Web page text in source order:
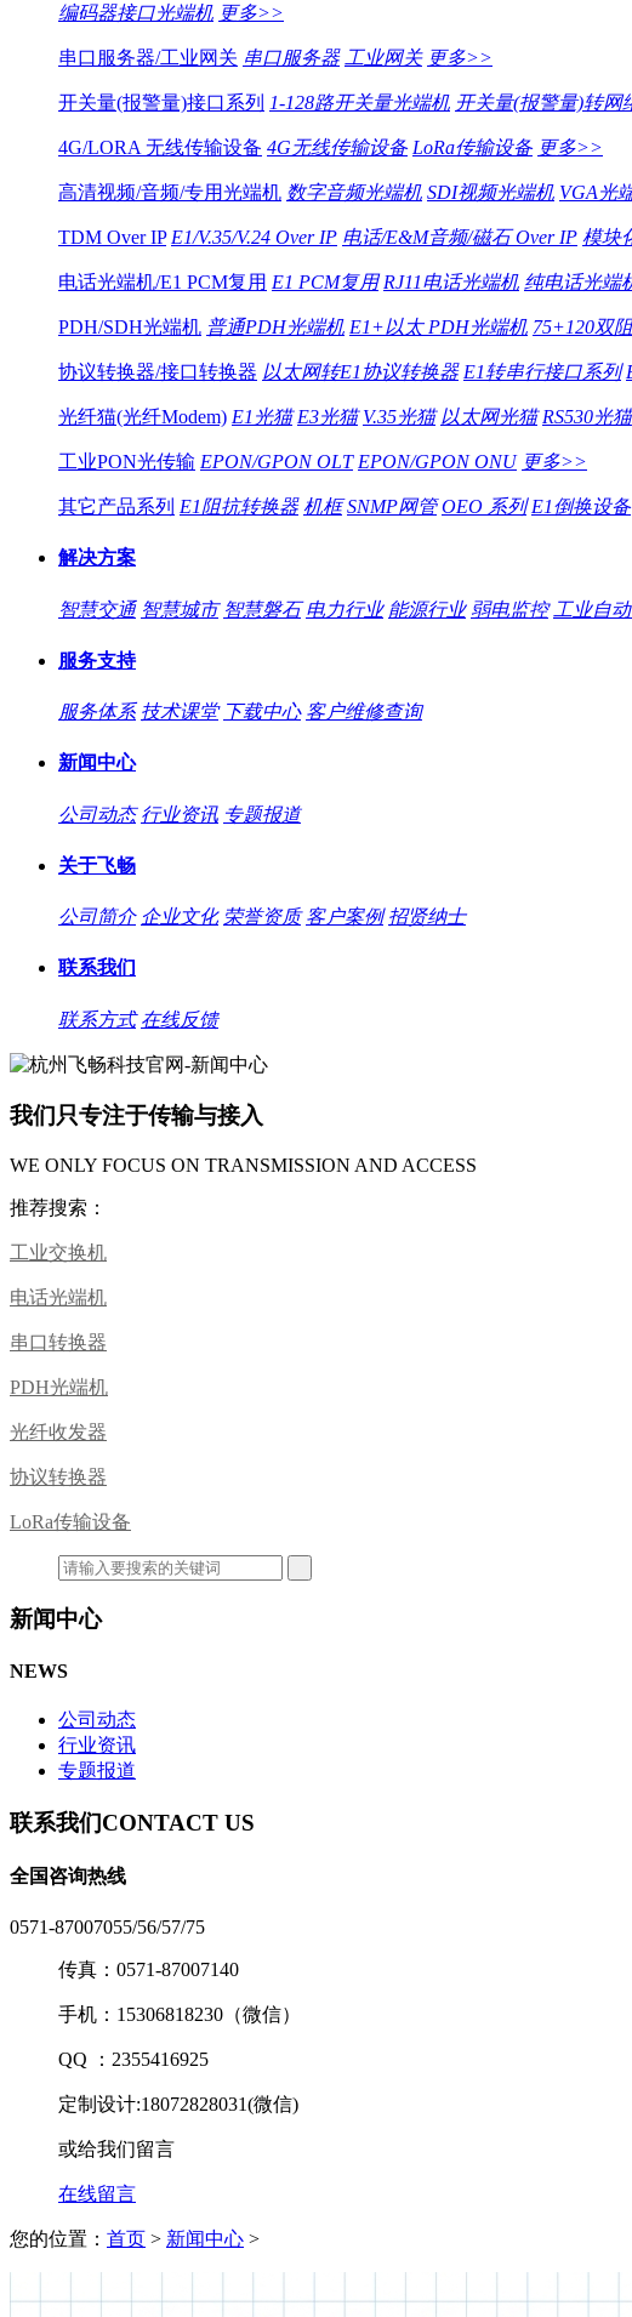
编码器接口光端机 更多>>
串口服务器/工业网关 串口服务器 工业网关 更多>>
开关量(报警量)接口系列 1-128路开关量光端机 开关量(报警量)转网
4G/LORA 无线传输设备 4G无线传输设备 LoRa传输设备 更多>>
高清视频/音频/专用光端机 数字音频光端机 SDI视频光端机 VGA光
TDM Over IP E1/V.35/V.24 Over IP 电话/E&M音频/磁石 Over IP 模块
电话光端机/E1 PCM复用 E1 PCM复用 RJ11电话光端机 纯电话光端
PDH/SDH光端机 普通PDH光端机 E1+以太 PDH光端机 75+120双
协议转换器/接口转换器 以太网转E1协议转换器 E1转串行接口系列
光纤猫(光纤Modem) E1光猫 E3光猫 V.35光猫 以太网光猫 RS530光猫
工业PON光传输 EPON/GPON OLT EPON/GPON ONU 更多>>
其它产品系列 E1阻抗转换器 机框 SNMP网管 OEO 系列 E1倒换设备
解决方案
智慧交通 智慧城市 智慧磐石 电力行业 能源行业 弱电监控 工业自
服务支持
服务体系 技术课堂 下载中心 客户维修查询
新闻中心
公司动态 行业资讯 专题报道
关于飞畅
公司简介 企业文化 荣誉资质 客户案例 招贤纳士
联系我们
联系方式 在线反馈
我们只专注于传输与接入
WE ONLY FOCUS ON TRANSMISSION AND ACCESS
推荐搜索：
工业交换机
电话光端机
串口转换器
PDH光端机
光纤收发器
协议转换器
LoRa传输设备
新闻中心
NEWS
公司动态
行业资讯
专题报道
联系我们CONTACT US
全国咨询热线
0571-87007055/56/57/75
传真：0571-87007140
手机：15306818230（微信）
QQ ：2355416925
定制设计:18072828031(微信)
或给我们留言
在线留言
您的位置： 首页 > 新闻中心 >